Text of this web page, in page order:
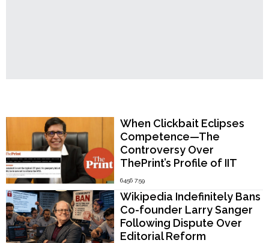
When Clickbait Eclipses
Competence—The
Controversy Over
ThePrint’s Profile of IIT
Madras Director V.
Kamakoti
6456 7:59
Wikipedia Indefinitely Bans
Co-founder Larry Sanger
Following Dispute Over
Editorial Reform